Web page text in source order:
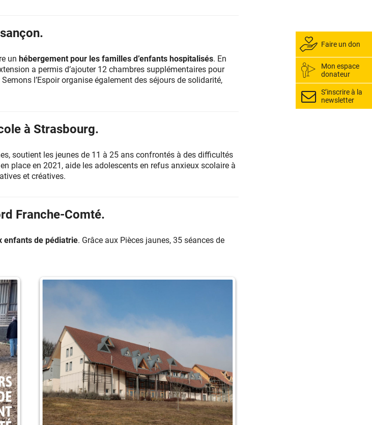
un hébergement pour les familles d’enfants hospitalisés. En
a permis d’ajouter 12 chambres supplémentaires pour
l’Espoir organise également des séjours de solidarité,
à Strasbourg.
soutient les jeunes de 11 à 25 ans confrontés à des difficultés
place en 2021, aide les adolescents en refus anxieux scolaire à
et créatives.
Franche-Comté.
enfants de pédiatrie. Grâce aux Pièces jaunes, 35 séances de
Faire un don
Mon espace
donateur
S’inscrire à la
newsletter